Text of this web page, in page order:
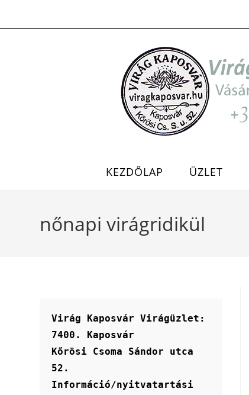
KEZDŐLAP ÜZLET
nőnapi virágridikül
Virág Kaposvár Virágüzlet:
7400. Kaposvár
Kőrösi Csoma Sándor utca
52.
Információ/nyitvatartási